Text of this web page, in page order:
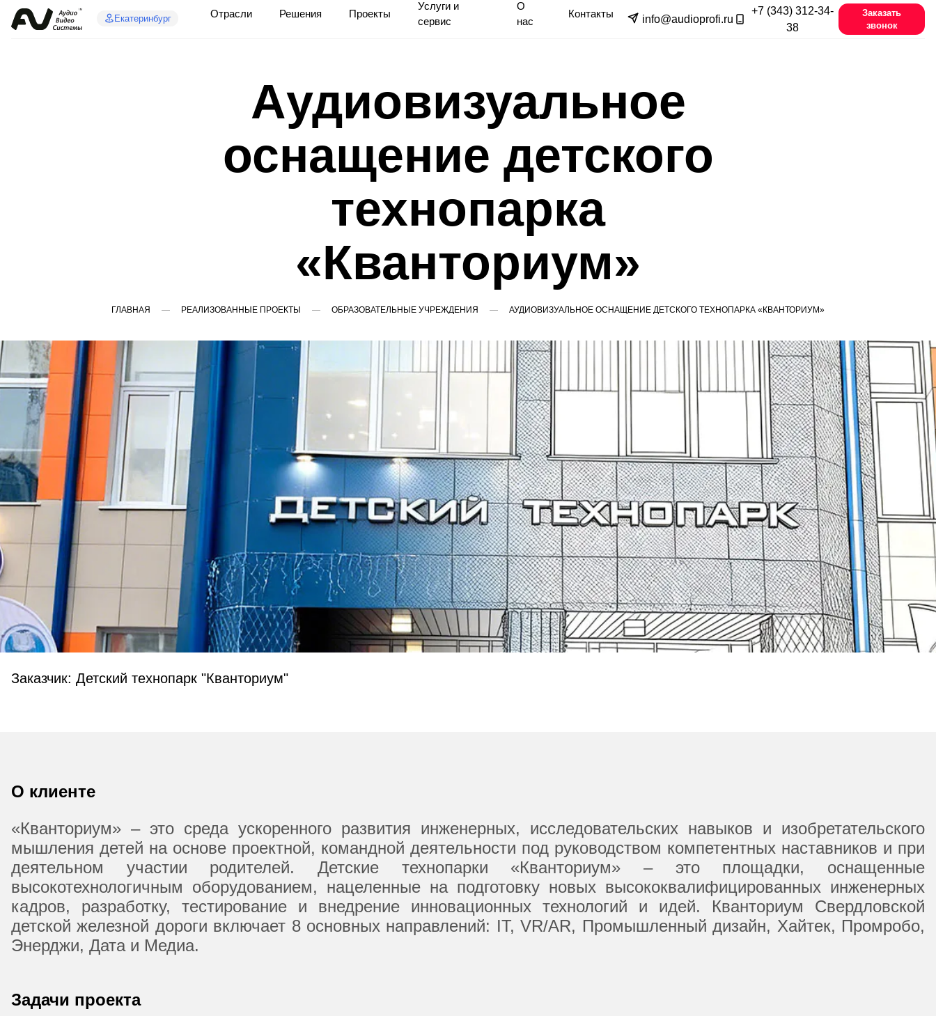
Екатеринбург Отрасли Решения Проекты
Услуги и
сервис
О
нас
Контакты info@audioprofi.ru
+7 (343) 312-34-
38
Заказать
звонок
Аудиовизуальное
оснащение детского
технопарка
«Кванториум»
ГЛАВНАЯ РЕАЛИЗОВАННЫЕ ПРОЕКТЫ ОБРАЗОВАТЕЛЬНЫЕ УЧРЕЖДЕНИЯ АУДИОВИЗУАЛЬНОЕ ОСНАЩЕНИЕ ДЕТСКОГО ТЕХНОПАРКА «КВАНТОРИУМ»
Заказчик: Детский технопарк "Кванториум"
О клиенте
«Кванториум» – это среда ускоренного развития инженерных, исследовательских навыков и изобретательского
мышления детей на основе проектной, командной деятельности под руководством компетентных наставников и при
деятельном участии родителей. Детские технопарки «Кванториум» – это площадки, оснащенные
высокотехнологичным оборудованием, нацеленные на подготовку новых высококвалифицированных инженерных
кадров, разработку, тестирование и внедрение инновационных технологий и идей. Кванториум Свердловской
детской железной дороги включает 8 основных направлений: IT, VR/AR, Промышленный дизайн, Хайтек, Промробо,
Энерджи, Дата и Медиа.
Задачи проекта